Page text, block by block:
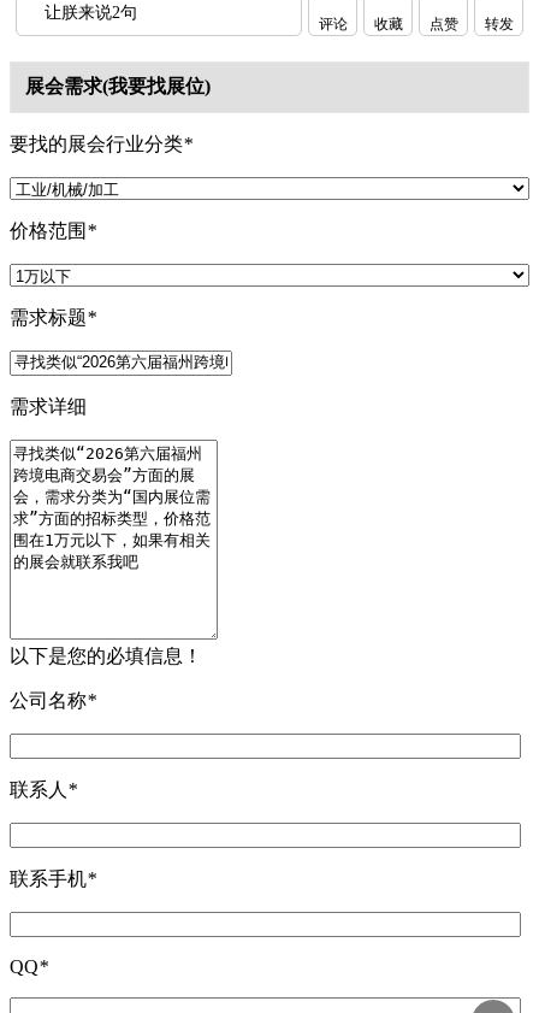
让朕来说2句
评论 收藏 点赞 转发
展会需求(我要找展位)
要找的展会行业分类*
价格范围 *
需求标题*
需求详细
以下是您的必填信息！
公司名称*
联系人 *
联系手机*
QQ*